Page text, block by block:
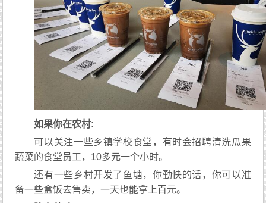
如果你在农村:
可以关注一些乡镇学校食堂，有时会招聘清洗瓜果
蔬菜的食堂员工，10多元一个小时。
还有一些乡村开发了鱼塘，你勤快的话，你可以准
备一些盒饭去售卖，一天也能拿上百元。